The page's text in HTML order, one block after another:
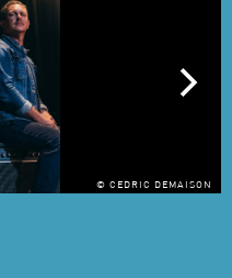
© CEDRIC DEMAISON